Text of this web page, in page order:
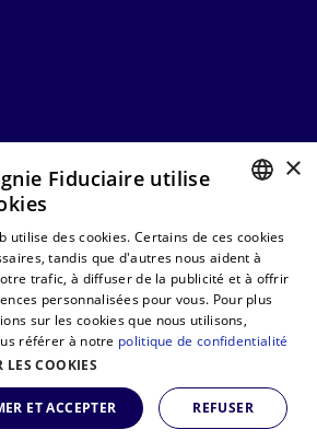
est membre de l'Ordre des
experts-comptables
- 2026 - Tous droits réservés
ENGLISH
×
Fiduciaire utilise
utilise des cookies. Certains de ces cookies
tandis que d'autres nous aident à
trafic, à diffuser de la publicité et à offrir
personnalisées pour vous. Pour plus
sur les cookies que nous utilisons,
référer à notre politique de confidentialité
LES COOKIES
ET ACCEPTER REFUSER